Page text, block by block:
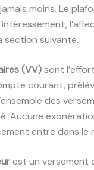
moins. Le
section suivante.
(VV)sont
courant,
des
Aucune
entre dans le
est un versement